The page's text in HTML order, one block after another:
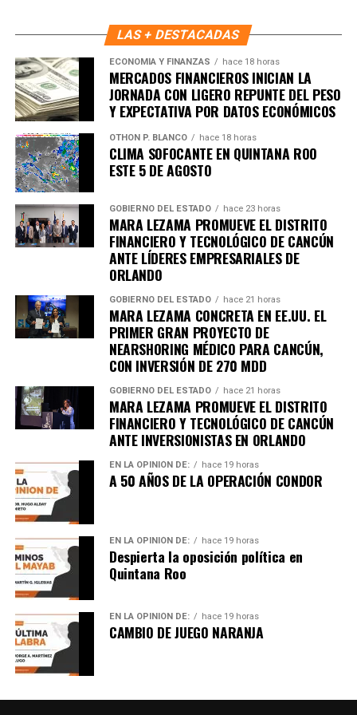
LAS + DESTACADAS
ECONOMÍA Y FINANZAS hace 18 horas
MERCADOS FINANCIEROS INICIAN LA
JORNADA CON LIGERO REPUNTE DEL PESO
Y EXPECTATIVA POR DATOS ECONÓMICOS
OTHON P. BLANCO hace 18 horas
CLIMA SOFOCANTE EN QUINTANA ROO
ESTE 5 DE AGOSTO
GOBIERNO DEL ESTADO hace 23 horas
MARA LEZAMA PROMUEVE EL DISTRITO
FINANCIERO Y TECNOLÓGICO DE CANCÚN
ANTE LÍDERES EMPRESARIALES DE
ORLANDO
GOBIERNO DEL ESTADO hace 21 horas
MARA LEZAMA CONCRETA EN EE.UU. EL
PRIMER GRAN PROYECTO DE
NEARSHORING MÉDICO PARA CANCÚN,
CON INVERSIÓN DE 270 MDD
GOBIERNO DEL ESTADO hace 21 horas
MARA LEZAMA PROMUEVE EL DISTRITO
FINANCIERO Y TECNOLÓGICO DE CANCÚN
ANTE INVERSIONISTAS EN ORLANDO
EN LA OPINIÓN DE: hace 19 horas
A 50 AÑOS DE LA OPERACIÓN CONDOR
EN LA OPINIÓN DE: hace 19 horas
Despierta la oposición política en
Quintana Roo
EN LA OPINIÓN DE: hace 19 horas
CAMBIO DE JUEGO NARANJA